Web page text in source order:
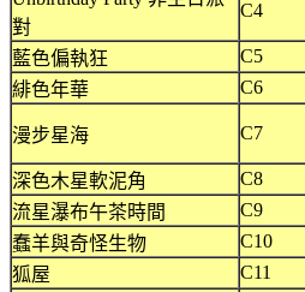
對
C4
藍色偏執狂 C5
緋色年華
C6
漫步星海 C7
深色木星軟泥角 C8
流星瀑布午茶時間
C9
蠢羊與奇怪生物
C10
狐屋
C11